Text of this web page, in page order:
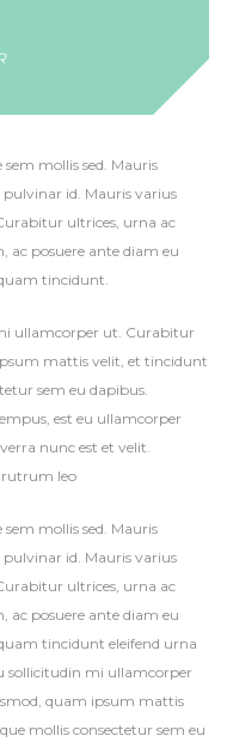
mollis sed. Mauris
id. Mauris varius
ultrices, urna ac
ac posuere ante diam eu
tincidunt.
ullamcorper ut. Curabitur
mattis velit, et tincidunt
sem eu dapibus.
est eu ullamcorper
nunc est et velit.
leo
mollis sed. Mauris
id. Mauris varius
ultrices, urna ac
ac posuere ante diam eu
tincidunt eleifend urna
sollicitudin mi ullamcorper
quam ipsum mattis
mollis consectetur sem eu